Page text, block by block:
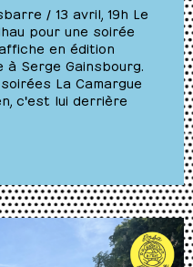
/ 13 avril, 19h Le
pour une soirée
en édition
à Serge Gainsbourg.
La Camargue
c'est lui derrière